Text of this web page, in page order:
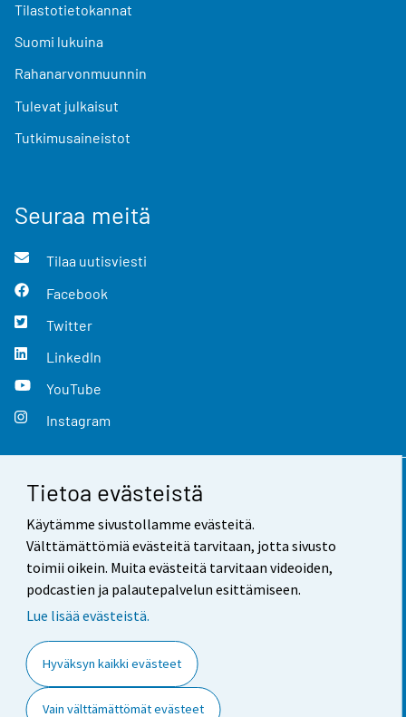
Tietoa evästeistä
Käytämme sivustollamme evästeitä.
Välttämättömiä evästeitä tarvitaan, jotta sivusto
toimii oikein. Muita evästeitä tarvitaan videoiden,
podcastien ja palautepalvelun esittämiseen.
Lue lisää evästeistä.
Hyväksyn kaikki evästeet
Vain välttämättömät evästeet
Tilastotietokannat
Suomi lukuina
Rahanarvonmuunnin
Tulevat julkaisut
Tutkimusaineistot
Seuraa meitä
Tilaa uutisviesti
Facebook
Twitter
LinkedIn
YouTube
Instagram
Yhteystiedot
Palaute
Käyttöehdot
Saavutettavuus
Tietoa sivustosta